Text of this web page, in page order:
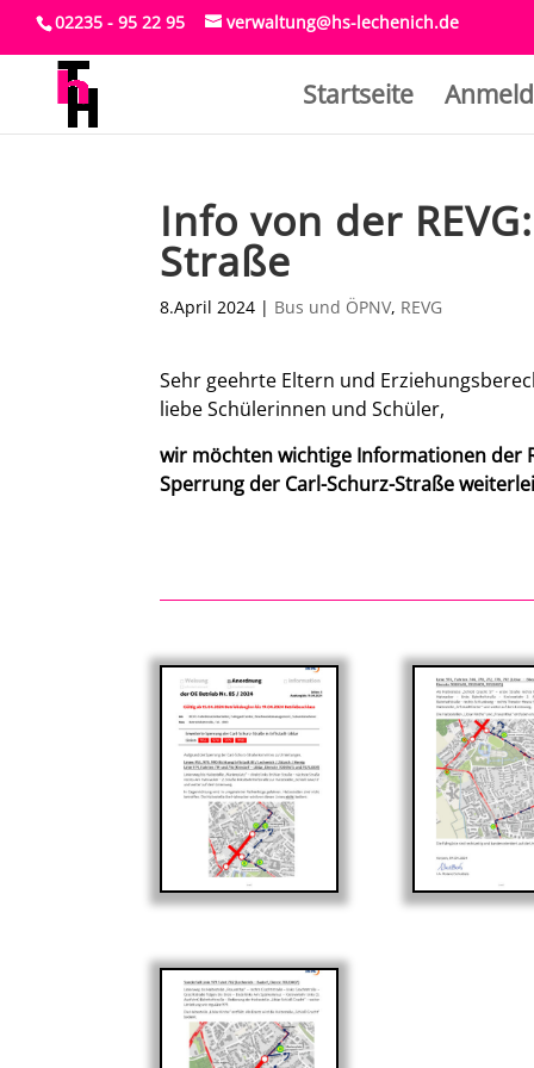
02235 - 95 22 95 verwaltung@hs-lechenich.de
Startseite
Info von der
Straße
8.April 2024 | Bus und ÖPNV, REVG
Sehr geehrte Eltern und
liebe Schülerinnen und Schüler,
wir möchten wichtige Informationen der
Sperrung der Carl-Schurz-Straße